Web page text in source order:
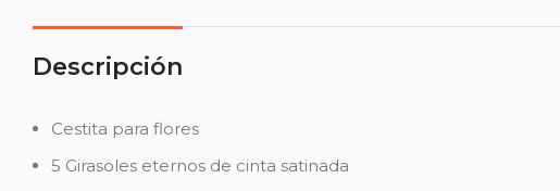
Descripción
Cestita para flores
5 Girasoles eternos de cinta satinada